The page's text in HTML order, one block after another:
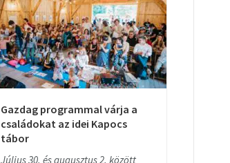
Gazdag programmal várja a
családokat az idei Kapocs
tábor
Július 30. és augusztus 2. között